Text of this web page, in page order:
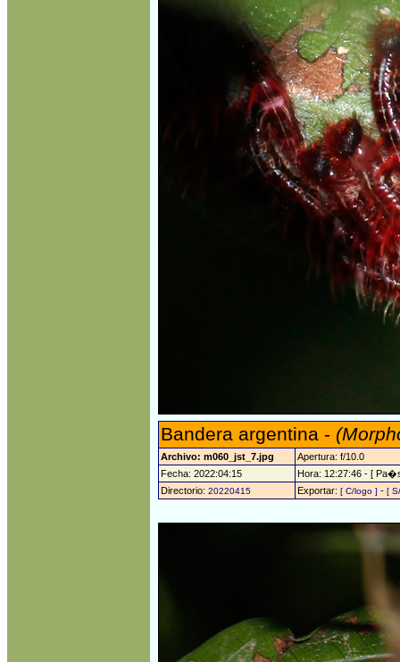
Bandera argentina -
Archivo: m060_jst_7.jpg
Apertura: f/10.0
Fecha: 2022:04:15
Hora: 12:27:46 - [
Directorio: 20220415 Exportar: [ C/logo ] - [